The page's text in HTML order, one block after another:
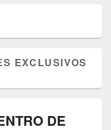
EXCLUSIVOS
DE